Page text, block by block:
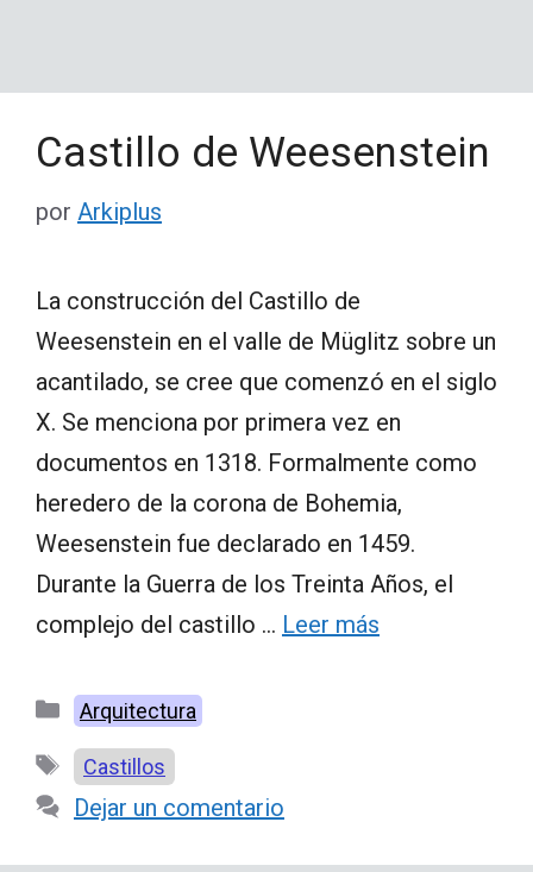
Castillo de Weesenstein
por Arkiplus
La construcción del Castillo de
Weesenstein en el valle de Müglitz sobre un
acantilado, se cree que comenzó en el siglo
X. Se menciona por primera vez en
documentos en 1318. Formalmente como
heredero de la corona de Bohemia,
Weesenstein fue declarado en 1459.
Durante la Guerra de los Treinta Años, el
complejo del castillo … Leer más
Categorías
Arquitectura
Etiquetas
Castillos
Dejar un comentario